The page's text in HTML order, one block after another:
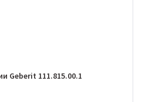
Geberit 111.815.00.1